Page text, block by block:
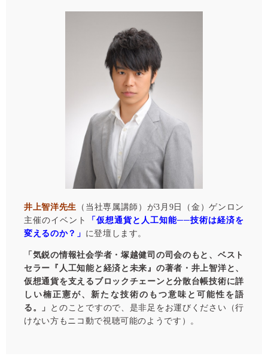
井上智洋先生 （当社専属講師）が3月9日（金）ゲンロン
主催のイベント
「仮想通貨と人工知能──技術は経済を
変えるのか？」 に登壇します。
「気鋭の情報社会学者・塚越健司の司会のもと、ベスト
セラー『人工知能と経済と未来』の著者・井上智洋と、
仮想通貨を支えるブロックチェーンと分散台帳技術に詳
しい楠正憲が、新たな技術のもつ意味と可能性を語
る。」
とのことですので、是非足をお運びください（行
けない方もニコ動で視聴可能のようです）。